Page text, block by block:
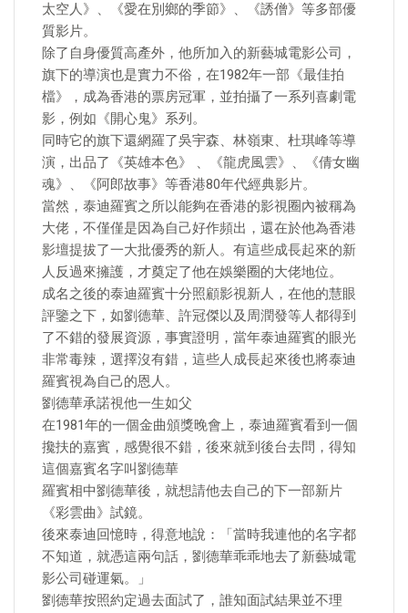
太空人》、《愛在別鄉的季節》、《誘僧》等多部優
質影片。
除了自身優質高產外，他所加入的新藝城電影公司，
旗下的導演也是實力不俗，在1982年一部《最佳拍
檔》，成為香港的票房冠軍，並拍攝了一系列喜劇電
影，例如《開心鬼》系列。
同時它的旗下還網羅了吳宇森、林嶺東、杜琪峰等導
演，出品了《英雄本色》 、《龍虎風雲》、《倩女幽
魂》、《阿郎故事》等香港80年代經典影片。
當然，泰迪羅賓之所以能夠在香港的影視圈內被稱為
大佬，不僅僅是因為自己好作頻出，還在於他為香港
影壇提拔了一大批優秀的新人。有這些成長起來的新
人反過來擁護，才奠定了他在娛樂圈的大佬地位。
成名之後的泰迪羅賓十分照顧影視新人，在他的慧眼
評鑒之下，如劉德華、許冠傑以及周潤發等人都得到
了不錯的發展資源，事實證明，當年泰迪羅賓的眼光
非常毒辣，選擇沒有錯，這些人成長起來後也將泰迪
羅賓視為自己的恩人。
劉德華承諾視他一生如父
在1981年的一個金曲頒獎晚會上，泰迪羅賓看到一個
攙扶的嘉賓，感覺很不錯，後來就到後台去問，得知
這個嘉賓名字叫劉德華
羅賓相中劉德華後，就想請他去自己的下一部新片
《彩雲曲》試鏡。
後來泰迪回憶時，得意地說：「當時我連他的名字都
不知道，就憑這兩句話，劉德華乖乖地去了新藝城電
影公司碰運氣。」
劉德華按照約定過去面試了，誰知面試結果並不理